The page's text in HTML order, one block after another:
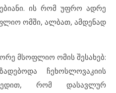
ის რომ უფრო ადრე
ომში, ალბათ, ამდენად
მსოფლიო ომის შესახებ:
ჩეხოსლოვაკიის
რომ დასავლურ